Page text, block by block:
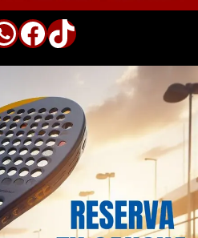
Facebook TikTok